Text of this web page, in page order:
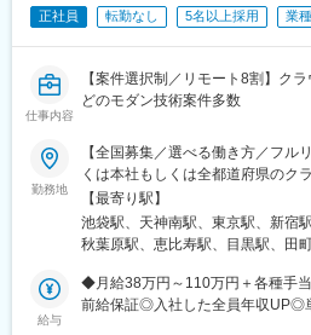
芝浦ふ頭駅、青山一丁目駅、神谷
レポート駅、汐留駅、赤羽橋駅、
駅、白金台駅、国領駅、笹塚駅、
宮前駅、原宿駅、代田橋駅、代々
武蔵小金井駅、小平駅、昭島駅、
丁目駅、都庁前駅、南阿佐ケ谷駅
駅、桜新町駅、西太子堂駅、成城
青梅駅、霞ケ関駅(東京都)、末広
(東京都)、飯田橋駅、有楽町駅、
都)、北千住駅、聖蹟桜ケ丘駅、多
正社員 転勤なし 5名以上採用 業
仕事内容
【案件選択制／リモート8割】ク
どのモダン技術案件多数
勤務地
【全国募集／選べる働き方／フル
くは本社もしくは全都道府県のク
ト業務◆リモート実施率92%◆フ
社の頻度も自分で選びます◆転居
（東京から沖縄へ移住したメンバ
を考慮して決定！希望者がいる場
れています！※社内手続き等は
【最寄り駅】
池袋駅、天神南駅、東京駅、新宿
秋葉原駅、恵比寿駅、目黒駅、田
駅、新宿三丁目駅、都電雑司ケ谷
議事堂前駅、霞ケ関駅(東京都)、
給与
◆月給38万円～110万円＋各種手
前給保証◎入社した全員年収UP◎